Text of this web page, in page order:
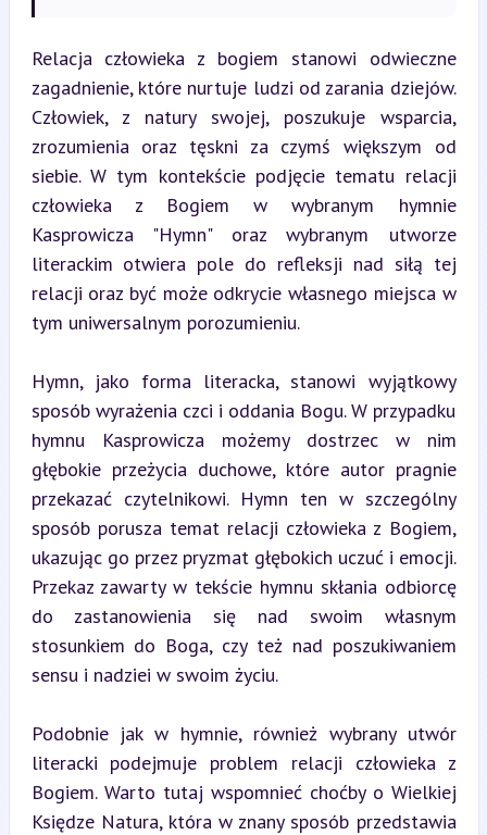
Relacja człowieka z bogiem stanowi odwieczne
zagadnienie, które nurtuje ludzi od zarania dziejów.
Człowiek, z natury swojej, poszukuje wsparcia,
zrozumienia oraz tęskni za czymś większym od
siebie. W tym kontekście podjęcie tematu relacji
człowieka z Bogiem w wybranym hymnie
Kasprowicza "Hymn" oraz wybranym utworze
literackim otwiera pole do refleksji nad siłą tej
relacji oraz być może odkrycie własnego miejsca w
tym uniwersalnym porozumieniu.
Hymn, jako forma literacka, stanowi wyjątkowy
sposób wyrażenia czci i oddania Bogu. W przypadku
hymnu Kasprowicza możemy dostrzec w nim
głębokie przeżycia duchowe, które autor pragnie
przekazać czytelnikowi. Hymn ten w szczególny
sposób porusza temat relacji człowieka z Bogiem,
ukazując go przez pryzmat głębokich uczuć i emocji.
Przekaz zawarty w tekście hymnu skłania odbiorcę
do zastanowienia się nad swoim własnym
stosunkiem do Boga, czy też nad poszukiwaniem
sensu i nadziei w swoim życiu.
Podobnie jak w hymnie, również wybrany utwór
literacki podejmuje problem relacji człowieka z
Bogiem. Warto tutaj wspomnieć choćby o Wielkiej
Księdze Natura, która w znany sposób przedstawia